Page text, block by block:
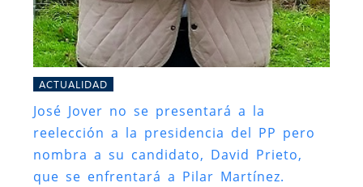
ACTUALIDAD
José Jover no se presentará a la
reelección a la presidencia del PP pero
nombra a su candidato, David Prieto,
que se enfrentará a Pilar Martínez.